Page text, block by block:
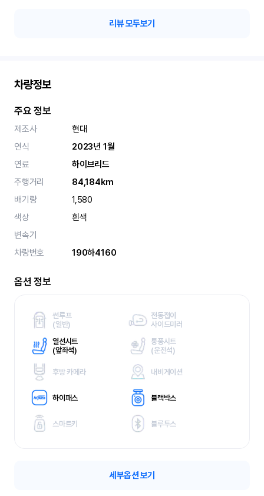
리뷰 모두보기
차량정보
주요 정보
제조사
현대
연식
2023년 1월
연료
하이브리드
주행거리
84,184km
배기량
1,580
색상
흰색
변속기
차량번호
190하4160
옵션 정보
썬루프
(일반)
전동접이
사이드미러
열선시트
(앞좌석)
통풍시트
(운전석)
후방 카메라 내비게이션
하이패스 블랙박스
스마트키 블루투스
세부옵션 보기